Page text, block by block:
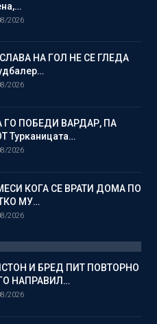
2026
НА ГОЛ НЕ СЕ ГЛЕДА
2026
ПОБЕДИ ВАРДАР, ПА
Турканицата…
2026
КОГА СЕ ВРАТИ ДОМА ПО
МУ…
2026
И БРЕД ПИТ ПОВТОРНО
НАПРАВИЛ…
2026